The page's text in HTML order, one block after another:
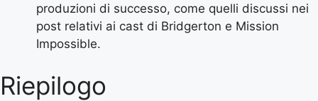
produzioni di successo, come quelli discussi nei
post relativi ai cast di Bridgerton e Mission
Impossible.
Riepilogo